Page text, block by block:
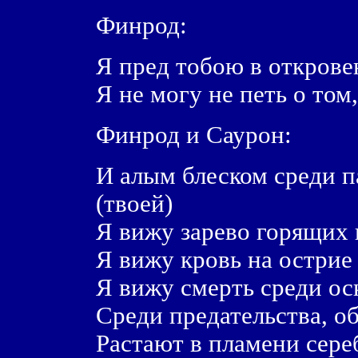
Финрод:
Я пред тобою в
Я не могу не петь о
Финрод и Саурон:
И алым блеском среди
(твоей)
Я вижу зарево горящих
Я вижу кровь на
Я вижу смерть среди
Среди предательства,
Растают в пламени